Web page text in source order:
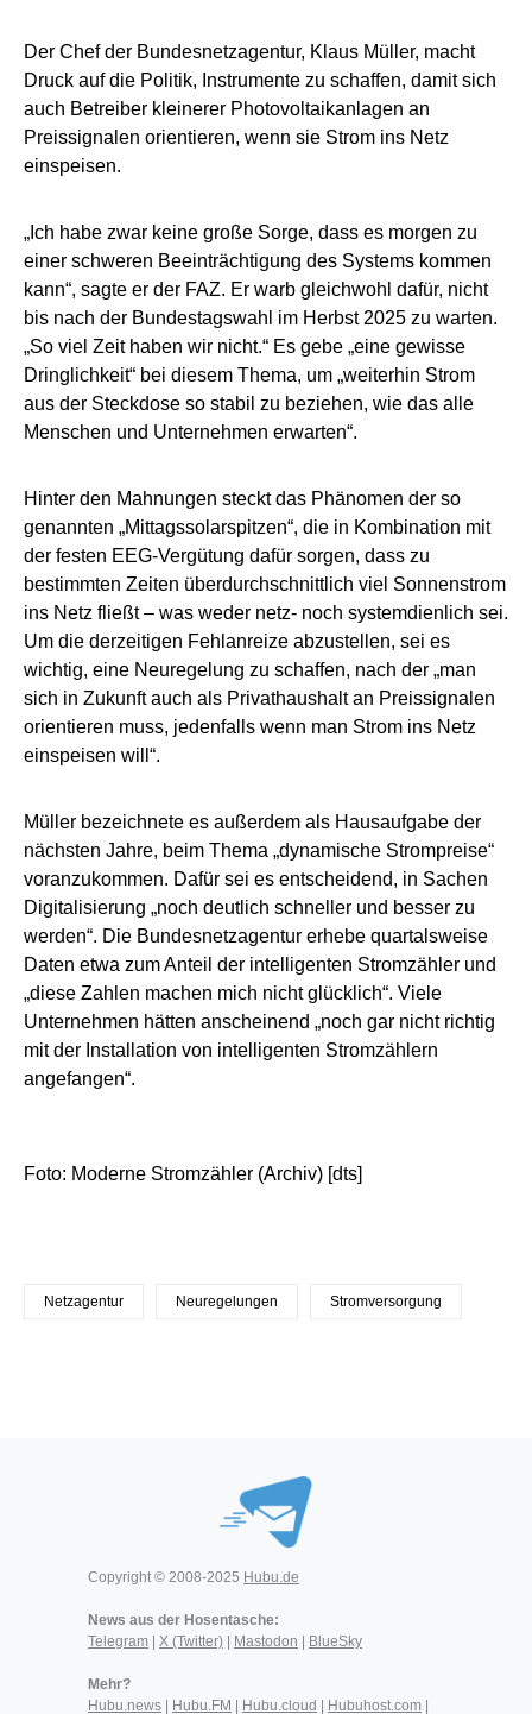
Der Chef der Bundesnetzagentur, Klaus Müller, macht
Druck auf die Politik, Instrumente zu schaffen, damit sich
auch Betreiber kleinerer Photovoltaikanlagen an
Preissignalen orientieren, wenn sie Strom ins Netz
einspeisen.
„Ich habe zwar keine große Sorge, dass es morgen zu
einer schweren Beeinträchtigung des Systems kommen
kann“, sagte er der FAZ. Er warb gleichwohl dafür, nicht
bis nach der Bundestagswahl im Herbst 2025 zu warten.
„So viel Zeit haben wir nicht.“ Es gebe „eine gewisse
Dringlichkeit“ bei diesem Thema, um „weiterhin Strom
aus der Steckdose so stabil zu beziehen, wie das alle
Menschen und Unternehmen erwarten“.
Hinter den Mahnungen steckt das Phänomen der so
genannten „Mittagssolarspitzen“, die in Kombination mit
der festen EEG-Vergütung dafür sorgen, dass zu
bestimmten Zeiten überdurchschnittlich viel Sonnenstrom
ins Netz fließt – was weder netz- noch systemdienlich sei.
Um die derzeitigen Fehlanreize abzustellen, sei es
wichtig, eine Neuregelung zu schaffen, nach der „man
sich in Zukunft auch als Privathaushalt an Preissignalen
orientieren muss, jedenfalls wenn man Strom ins Netz
einspeisen will“.
Müller bezeichnete es außerdem als Hausaufgabe der
nächsten Jahre, beim Thema „dynamische Strompreise“
voranzukommen. Dafür sei es entscheidend, in Sachen
Digitalisierung „noch deutlich schneller und besser zu
werden“. Die Bundesnetzagentur erhebe quartalsweise
Daten etwa zum Anteil der intelligenten Stromzähler und
„diese Zahlen machen mich nicht glücklich“. Viele
Unternehmen hätten anscheinend „noch gar nicht richtig
mit der Installation von intelligenten Stromzählern
angefangen“.
Foto: Moderne Stromzähler (Archiv) [dts]
Netzagentur Neuregelungen Stromversorgung
Copyright © 2008-2025 Hubu.de
News aus der Hosentasche:
Telegram
X (Twitter) Mastodon BlueSky
Mehr?
Hubu.news
Hubu.FM Hubu.cloud Hubuhost.com